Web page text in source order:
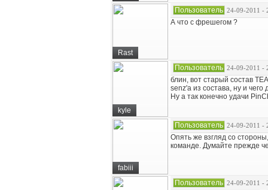
Rast
Пользователь 24-09-2011 -
А что с фрешегом ?
kyle
Пользователь 24-09-2011 -
блин, вот старый состав
senz'а из состава, ну и
Ну а так конечно удачи
fabiii
Пользователь 24-09-2011 -
Опять же взгляд со
команде. Думайте прежде
Пользователь 24-09-2011 -